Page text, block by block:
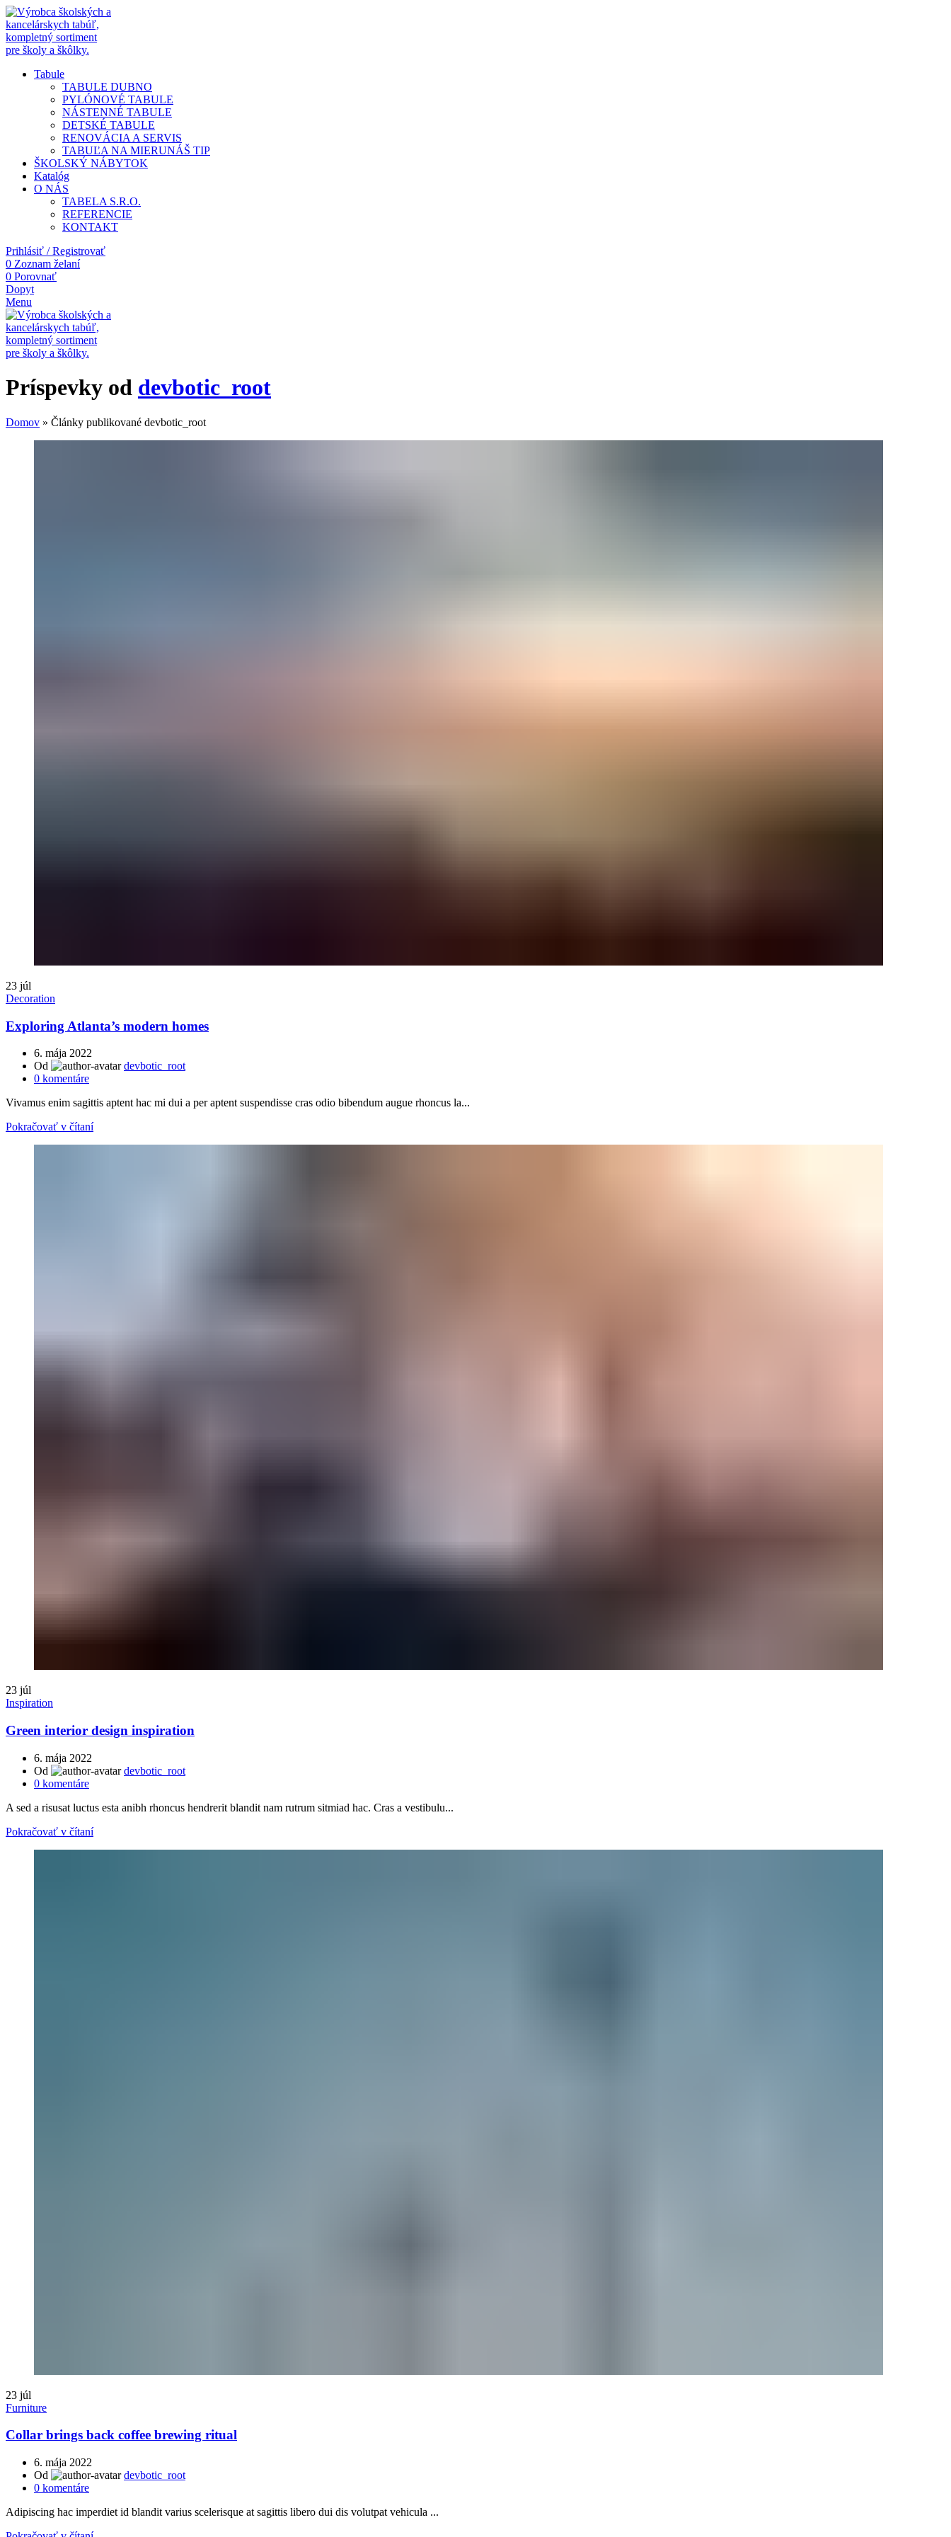
Tabule
TABULE DUBNO
PYLÓNOVÉ TABULE
NÁSTENNÉ TABULE
DETSKÉ TABULE
RENOVÁCIA A SERVIS
TABUĽA NA MIERUNÁŠ TIP
ŠKOLSKÝ NÁBYTOK
Katalóg
O NÁS
TABELA S.R.O.
REFERENCIE
KONTAKT
Prihlásiť / Registrovať
0 Zoznam želaní
0 Porovnať
Dopyt
Menu
Príspevky od devbotic_root
Domov » Články publikované devbotic_root
23 júl
Decoration
Exploring Atlanta’s modern homes
6. mája 2022
Od
devbotic_root
0 komentáre
Vivamus enim sagittis aptent hac mi dui a per aptent suspendisse cras odio bibendum augue rhoncus la...
Pokračovať v čítaní
23 júl
Inspiration
Green interior design inspiration
6. mája 2022
Od
devbotic_root
0 komentáre
A sed a risusat luctus esta anibh rhoncus hendrerit blandit nam rutrum sitmiad hac. Cras a vestibulu...
Pokračovať v čítaní
23 júl
Furniture
Collar brings back coffee brewing ritual
6. mája 2022
Od
devbotic_root
0 komentáre
Adipiscing hac imperdiet id blandit varius scelerisque at sagittis libero dui dis volutpat vehicula ...